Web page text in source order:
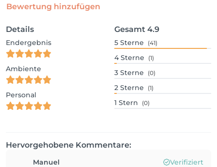
Bewertung hinzufügen
Details
Endergebnis
Ambiente
Personal
Gesamt 4.9
5 Sterne (41)
4 Sterne (1)
3 Sterne (0)
2 Sterne (1)
1 Stern (0)
Hervorgehobene Kommentare:
Manuel Verifiziert